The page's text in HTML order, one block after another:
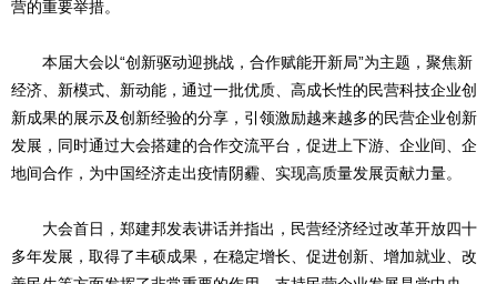
营的重要举措。
本届大会以“创新驱动迎挑战，合作赋能开新局”为主题，聚焦新
经济、新模式、新动能，通过一批优质、高成长性的民营科技企业创
新成果的展示及创新经验的分享，引领激励越来越多的民营企业创新
发展，同时通过大会搭建的合作交流平台，促进上下游、企业间、企
地间合作，为中国经济走出疫情阴霾、实现高质量发展贡献力量。
大会首日，郑建邦发表讲话并指出，民营经济经过改革开放四十
多年发展，取得了丰硕成果，在稳定增长、促进创新、增加就业、改